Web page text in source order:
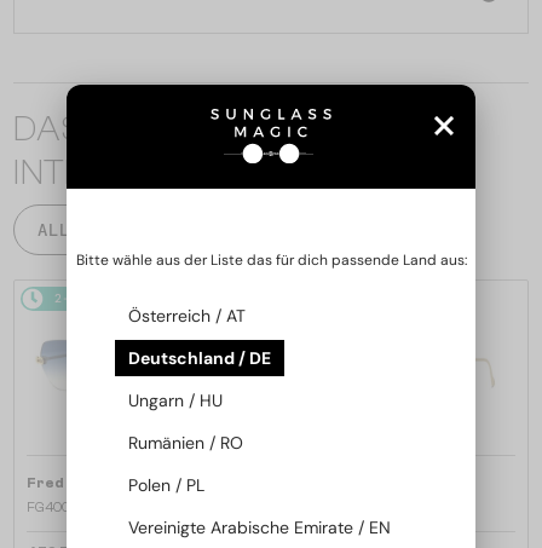
DAS KÖNNTE SIE AUCH
INTERESSIEREN
ALLE PRODUKTE
2-4 WERKTAGE
Fred
Sonnenbrillen
FG40066U - 30W - 60
Bitte wähle aus der Liste das für dich passende Land aus:
Österreich / AT
Deutschland / DE
Ungarn / HU
Rumänien / RO
Polen / PL
Vereinigte Arabische Emirate / EN